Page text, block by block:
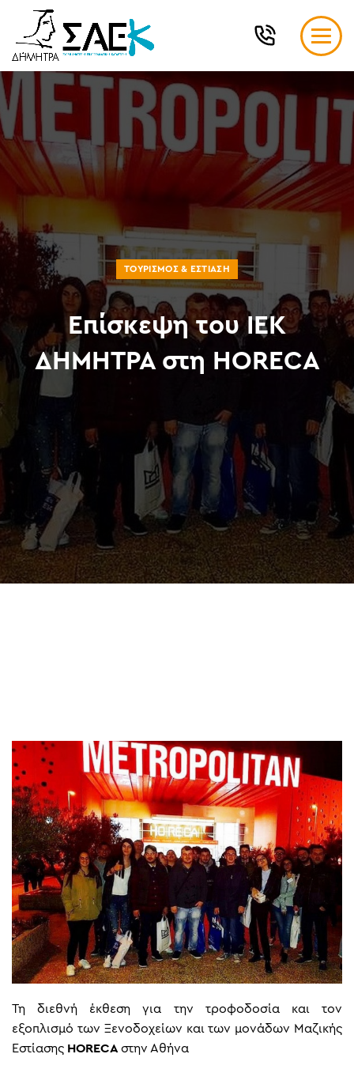
ΤΟΥΡΙΣΜΌΣ & ΕΣΤΊΑΣΗ
Επίσκεψη του ΙΕΚ
ΔΗΜΗΤΡΑ στη HORECA
Τη διεθνή έκθεση για την τροφοδοσία και τον
εξοπλισμό των Ξενοδοχείων και των μονάδων Μαζικής
Εστίασης HORECAστην Αθήνα